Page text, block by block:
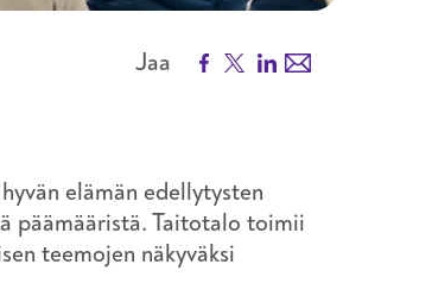
Jaa Facebook
X LinkedIn
Email
elämän edellytysten
päämääristä. Taitotalo toimii
teemojen näkyväksi